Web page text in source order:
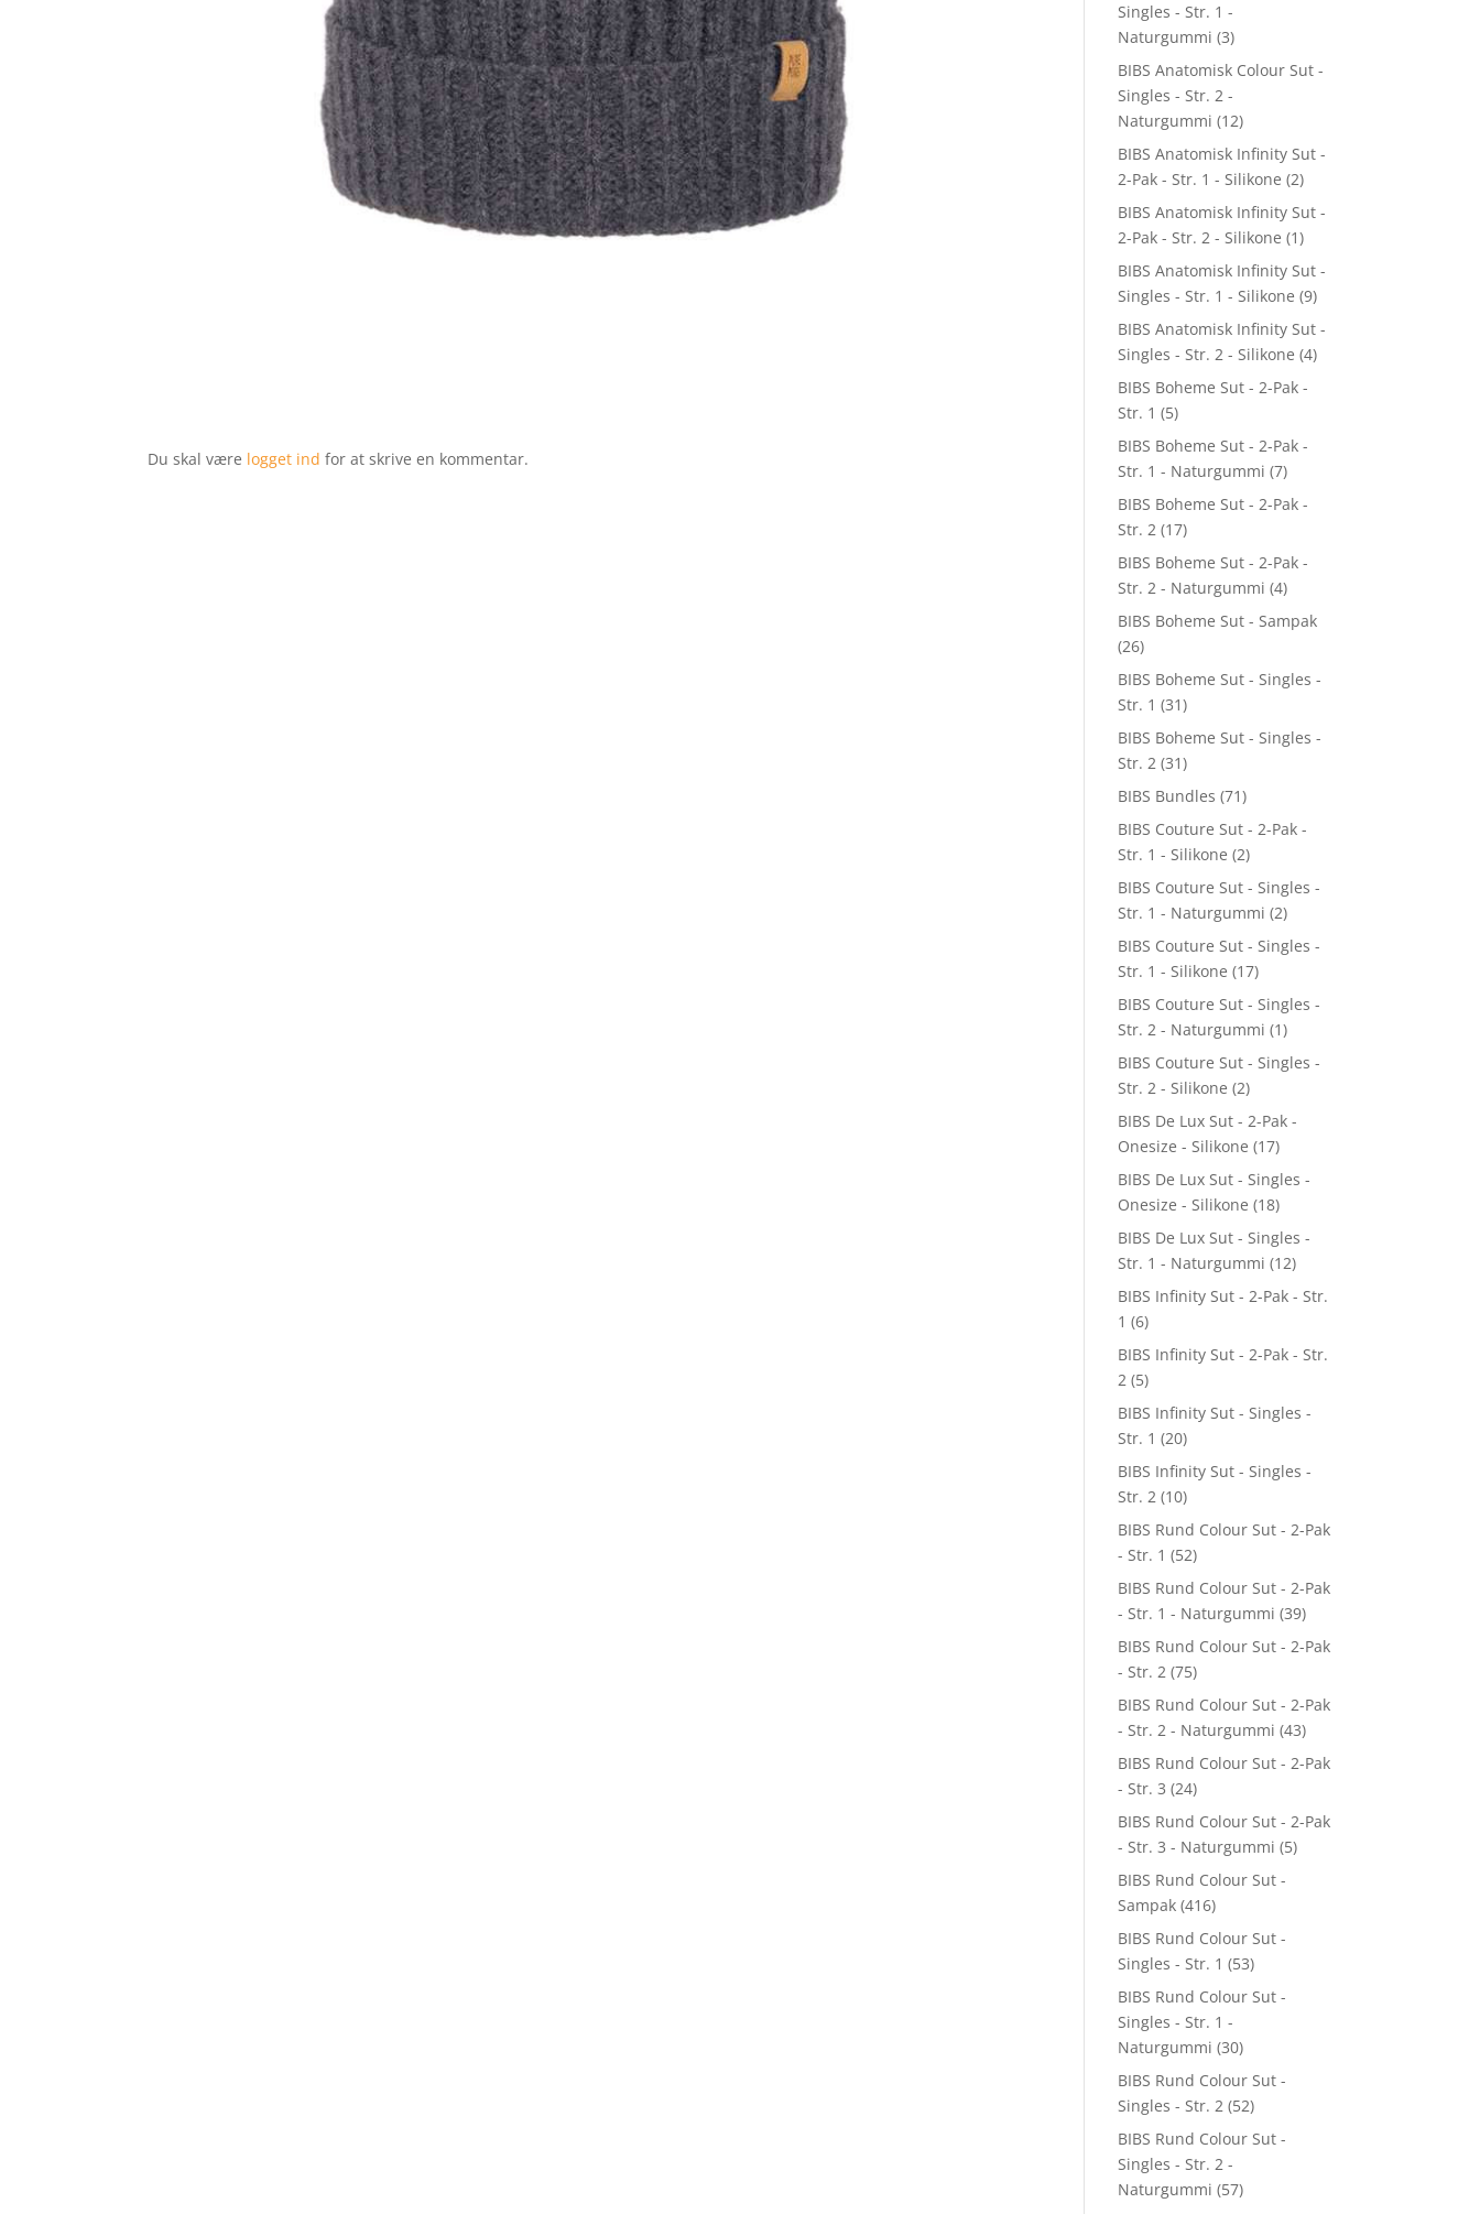
Du skal være logget ind for at skrive en kommentar.
Singles - Str. 1 -
Naturgummi (3)
BIBS Anatomisk Colour Sut -
Singles - Str. 2 -
Naturgummi (12)
BIBS Anatomisk Infinity Sut -
2-Pak - Str. 1 - Silikone (2)
BIBS Anatomisk Infinity Sut -
2-Pak - Str. 2 - Silikone (1)
BIBS Anatomisk Infinity Sut -
Singles - Str. 1 - Silikone (9)
BIBS Anatomisk Infinity Sut -
Singles - Str. 2 - Silikone (4)
BIBS Boheme Sut - 2-Pak -
Str. 1 (5)
BIBS Boheme Sut - 2-Pak -
Str. 1 - Naturgummi (7)
BIBS Boheme Sut - 2-Pak -
Str. 2 (17)
BIBS Boheme Sut - 2-Pak -
Str. 2 - Naturgummi (4)
BIBS Boheme Sut - Sampak
(26)
BIBS Boheme Sut - Singles -
Str. 1 (31)
BIBS Boheme Sut - Singles -
Str. 2 (31)
BIBS Bundles (71)
BIBS Couture Sut - 2-Pak -
Str. 1 - Silikone (2)
BIBS Couture Sut - Singles -
Str. 1 - Naturgummi (2)
BIBS Couture Sut - Singles -
Str. 1 - Silikone (17)
BIBS Couture Sut - Singles -
Str. 2 - Naturgummi (1)
BIBS Couture Sut - Singles -
Str. 2 - Silikone (2)
BIBS De Lux Sut - 2-Pak -
Onesize - Silikone (17)
BIBS De Lux Sut - Singles -
Onesize - Silikone (18)
BIBS De Lux Sut - Singles -
Str. 1 - Naturgummi (12)
BIBS Infinity Sut - 2-Pak - Str.
1 (6)
BIBS Infinity Sut - 2-Pak - Str.
2 (5)
BIBS Infinity Sut - Singles -
Str. 1 (20)
BIBS Infinity Sut - Singles -
Str. 2 (10)
BIBS Rund Colour Sut - 2-Pak
- Str. 1 (52)
BIBS Rund Colour Sut - 2-Pak
- Str. 1 - Naturgummi (39)
BIBS Rund Colour Sut - 2-Pak
- Str. 2 (75)
BIBS Rund Colour Sut - 2-Pak
- Str. 2 - Naturgummi (43)
BIBS Rund Colour Sut - 2-Pak
- Str. 3 (24)
BIBS Rund Colour Sut - 2-Pak
- Str. 3 - Naturgummi (5)
BIBS Rund Colour Sut -
Sampak (416)
BIBS Rund Colour Sut -
Singles - Str. 1 (53)
BIBS Rund Colour Sut -
Singles - Str. 1 -
Naturgummi (30)
BIBS Rund Colour Sut -
Singles - Str. 2 (52)
BIBS Rund Colour Sut -
Singles - Str. 2 -
Naturgummi (57)